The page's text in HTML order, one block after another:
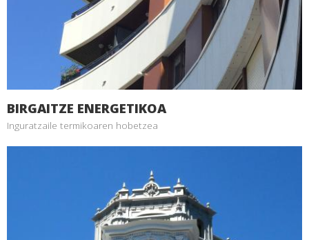
BIRGAITZE ENERGETIKOA
Inguratzaile termikoaren hobetzea